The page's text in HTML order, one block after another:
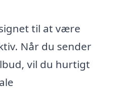
til at være
Når du sender
vil du hurtigt